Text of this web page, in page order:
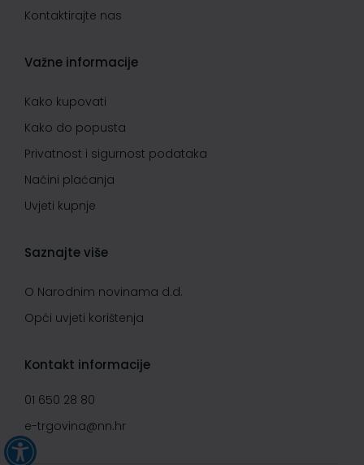
Kontaktirajte nas
Važne informacije
Kako kupovati
Kako do popusta
Privatnost i sigurnost podataka
Načini plaćanja
Uvjeti kupnje
Saznajte više
O Narodnim novinama d.d.
Opći uvjeti korištenja
Kontakt informacije
01 650 28 80
e-trgovina@nn.hr